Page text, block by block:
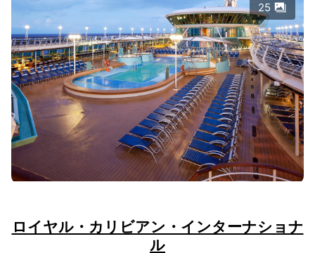
25
ロイヤル・カリビアン・インターナショナ
ル